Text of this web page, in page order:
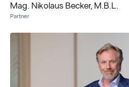
Mag. Nikolaus Becker, M.B.L.
Partner